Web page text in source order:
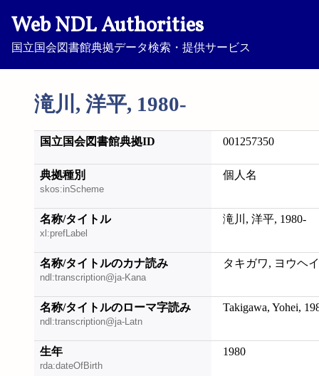
Web NDL Authorities
国立国会図書館典拠データ検索・提供サービス
滝川, 洋平, 1980-
国立国会図書館典拠ID 001257350
典拠種別
skos:inScheme
個人名
名称/タイトル
xl:prefLabel
滝川, 洋平, 1980-
名称/タイトルのカナ読み
ndl:transcription@ja-Kana
タキガワ, ヨウヘ
名称/タイトルのローマ字読み
ndl:transcription@ja-Latn
Takigawa, Yohei,
生年
rda:dateOfBirth
1980